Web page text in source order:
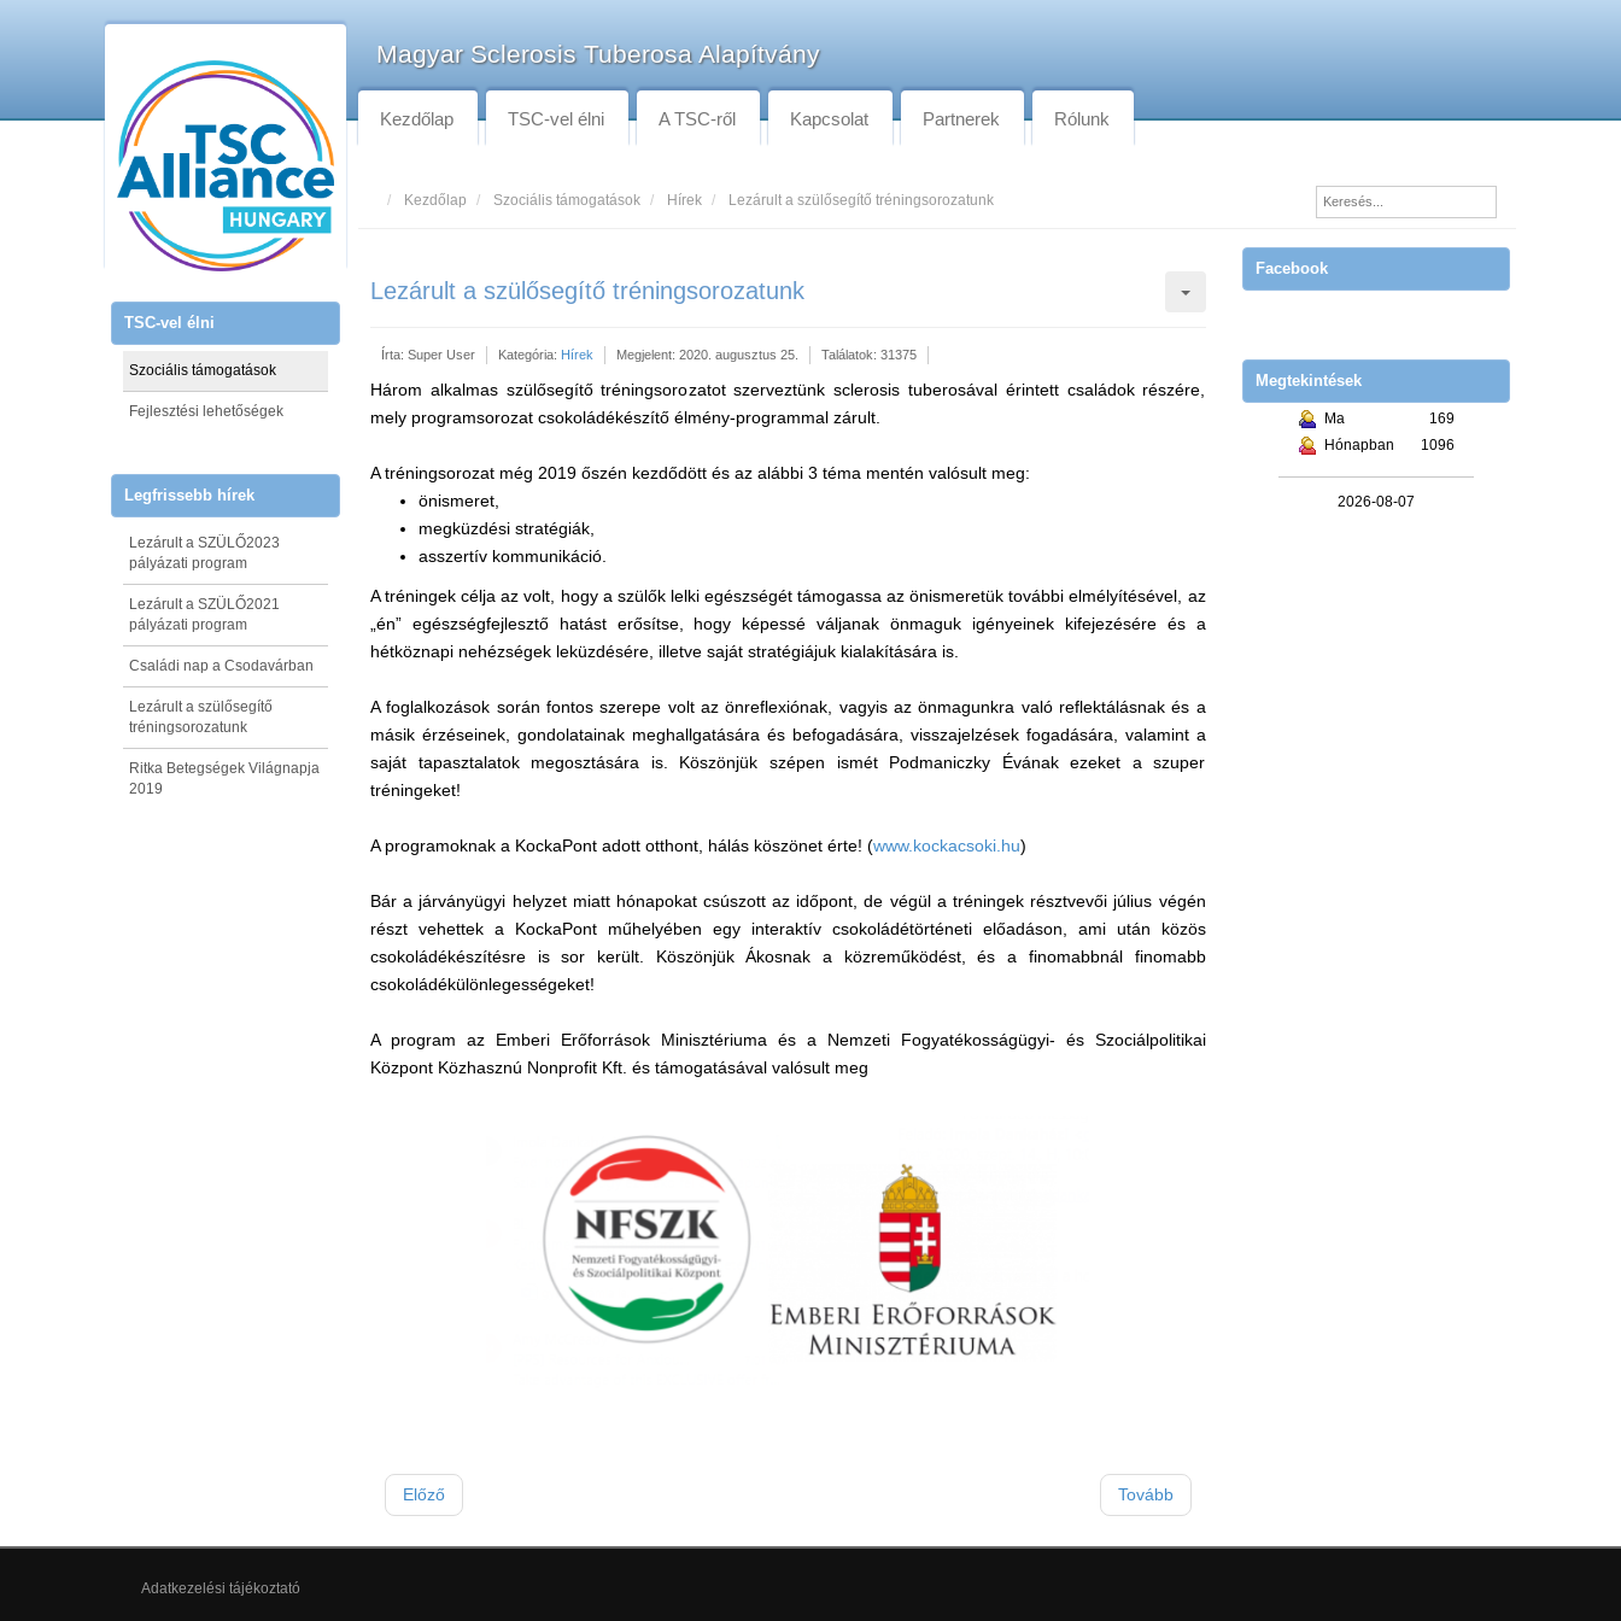
TSC-vel élni
Szociális támogatások
Fejlesztési lehetőségek
Legfrissebb hírek
Lezárult a SZÜLŐ2023
pályázati program
Lezárult a SZÜLŐ2021
pályázati program
Családi nap a Csodavárban
Lezárult a szülősegítő
tréningsorozatunk
Ritka Betegségek Világnapja
2019
Magyar Sclerosis Tuberosa Alapítvány
Kezdőlap TSC-vel élni A TSC-ről Kapcsolat Partnerek Rólunk
Kezdőlap Szociális támogatások Hírek Lezárult a szülősegítő tréningsorozatunk
Lezárult a szülősegítő tréningsorozatunk
Írta: Super User Kategória: Hírek Megjelent: 2020. augusztus 25. Találatok: 31375
Három alkalmas szülősegítő tréningsorozatot szerveztünk sclerosis tuberosával érintett családok részére,
mely programsorozat csokoládékészítő élmény-programmal zárult.
A tréningsorozat még 2019 őszén kezdődött és az alábbi 3 téma mentén valósult meg:
önismeret,
megküzdési stratégiák,
asszertív kommunikáció.
A tréningek célja az volt, hogy a szülők lelki egészségét támogassa az önismeretük további elmélyítésével, az
„én” egészségfejlesztő hatást erősítse, hogy képessé váljanak önmaguk igényeinek kifejezésére és a
hétköznapi nehézségek leküzdésére, illetve saját stratégiájuk kialakítására is.
A foglalkozások során fontos szerepe volt az önreflexiónak, vagyis az önmagunkra való reflektálásnak és a
másik érzéseinek, gondolatainak meghallgatására és befogadására, visszajelzések fogadására, valamint a
saját tapasztalatok megosztására is. Köszönjük szépen ismét Podmaniczky Évának ezeket a szuper
tréningeket!
A programoknak a KockaPont adott otthont, hálás köszönet érte! (www.kockacsoki.hu)
Bár a járványügyi helyzet miatt hónapokat csúszott az időpont, de végül a tréningek résztvevői július végén
részt vehettek a KockaPont műhelyében egy interaktív csokoládétörténeti előadáson, ami után közös
csokoládékészítésre is sor került. Köszönjük Ákosnak a közreműködést, és a finomabbnál finomabb
csokoládékülönlegességeket!
A program az Emberi Erőforrások Minisztériuma és a Nemzeti Fogyatékosságügyi- és Szociálpolitikai
Központ Közhasznú Nonprofit Kft. és támogatásával valósult meg
Előző Tovább
Facebook
Megtekintések
Ma
169
Hónapban
1096
2026-08-07
Adatkezelési tájékoztató